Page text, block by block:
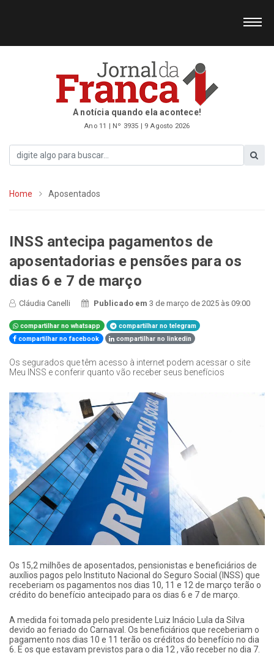
A notícia quando ela acontece!
Ano 11 | Nº 3935 | 9 Agosto 2026
Home Aposentados
INSS antecipa pagamentos de
aposentadorias e pensões para os
dias 6 e 7 de março
Cláudia Canelli Publicado em3 de março de 2025 às 09:00
compartilhar no whatsapp
compartilhar no telegram
compartilhar no facebook
compartilhar no linkedin
Os segurados que têm acesso à internet podem acessar o site
Meu INSS e conferir quanto vão receber seus benefícios
Os 15,2 milhões de aposentados, pensionistas e beneficiários de
auxílios pagos pelo Instituto Nacional do Seguro Social (INSS) que
receberiam os pagamentos nos dias 10, 11 e 12 de março terão o
crédito do benefício antecipado para os dias 6 e 7 de março.
A medida foi tomada pelo presidente Luiz Inácio Lula da Silva
devido ao feriado do Carnaval. Os beneficiários que receberiam o
pagamento nos dias 10 e 11 terão os créditos do benefício no dia
6. E os que estavam previstos para o dia 12 , vão receber no dia 7.